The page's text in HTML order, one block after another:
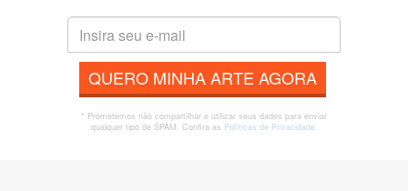
QUERO MINHA ARTE AGORA
* Prometemos não compartilhar e utilizar seus dados para enviar
qualquer tipo de SPAM. Confira as Políticas de Privacidade.